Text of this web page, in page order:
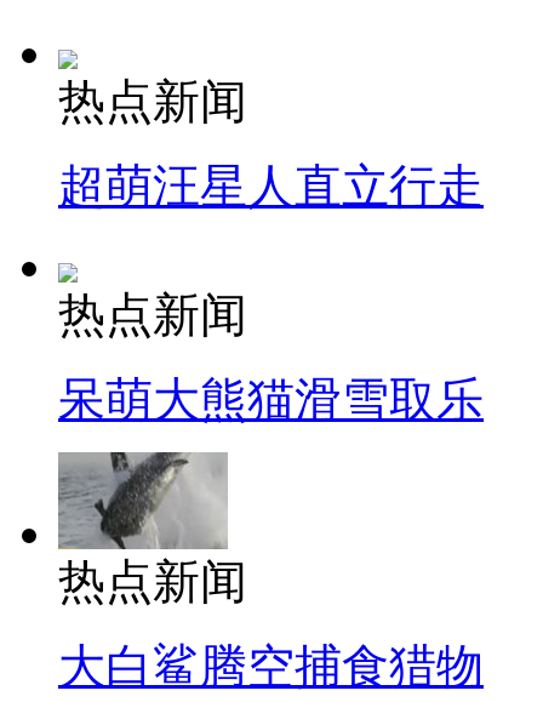
热点新闻
超萌汪星人直立行走
热点新闻
呆萌大熊猫滑雪取乐
热点新闻
大白鲨腾空捕食猎物